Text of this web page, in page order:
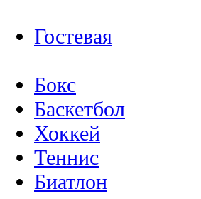
Гостевая
Бокс
Баскетбол
Хоккей
Теннис
Биатлон